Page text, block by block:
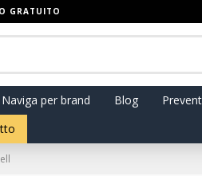
GRATUITO
Naviga per brand Blog